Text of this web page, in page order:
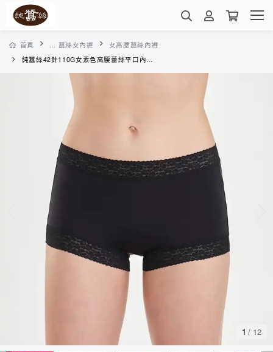
首頁 ... 蠶絲女內褲
女高腰蠶絲內褲
純蠶絲42針110G女素色高腰蕾絲平口內褲-VWA5A3016A(素色黑)
1 / 12